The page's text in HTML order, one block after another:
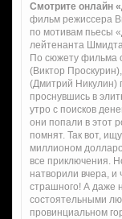
Смотрите онлайн
фильм режиссера
по мотивам пьесы
лейтенанта
По сюжету фильма
(Виктор
(Дмитрий Никулин)
проснувшись в
утро с поисков
они попали в этот
помнят. Так вот,
миллионом
все приключения.
натворили вчера, и
страшного! А даже
состоятельными
провинциальном